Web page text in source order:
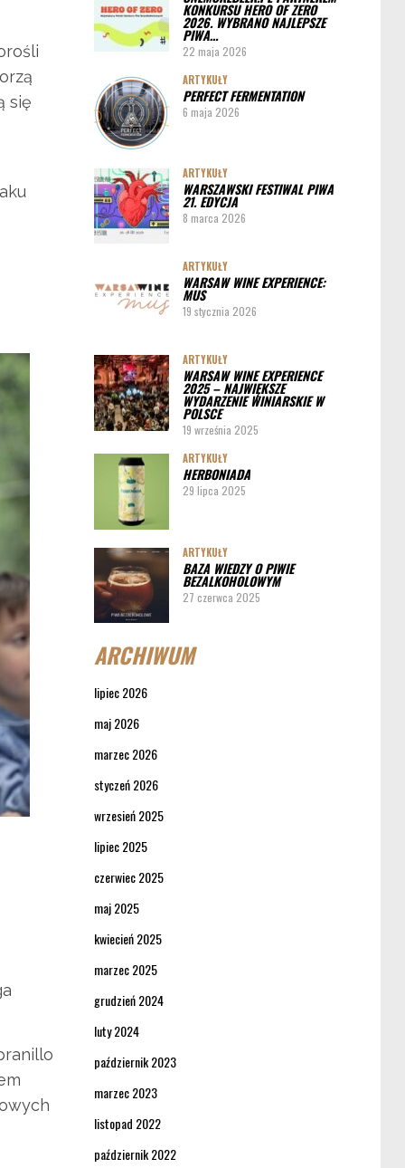
się
ARTYKUŁY
Pędy chmielu – danie ekskluzywne
PORADY
Jak działa instalacja do wyszynku piwa w
barze
KONKURSU HERO OF ZERO
2026. WYBRANO NAJLEPSZE
PIWA…
22 maja 2026
ARTYKUŁY
PERFECT FERMENTATION
6 maja 2026
ARTYKUŁY
WARSZAWSKI FESTIWAL PIWA
21. EDYCJA
8 marca 2026
ARTYKUŁY
WARSAW WINE EXPERIENCE:
MUS
19 stycznia 2026
ARTYKUŁY
WARSAW WINE EXPERIENCE
2025 – NAJWIĘKSZE
WYDARZENIE WINIARSKIE W
POLSCE
19 września 2025
ARTYKUŁY
HERBONIADA
29 lipca 2025
ARTYKUŁY
BAZA WIEDZY O PIWIE
BEZALKOHOLOWYM
27 czerwca 2025
ARCHIWUM
lipiec 2026
maj 2026
marzec 2026
styczeń 2026
wrzesień 2025
lipiec 2025
czerwiec 2025
maj 2025
kwiecień 2025
marzec 2025
grudzień 2024
luty 2024
październik 2023
marzec 2023
listopad 2022
październik 2022